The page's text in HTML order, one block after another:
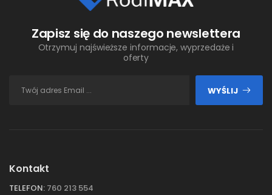
Zapisz się do naszego newslettera
Otrzymuj najświeższe informacje, wyprzedaże i
oferty
WYŚLIJ
Kontakt
TELEFON: 760 213 554